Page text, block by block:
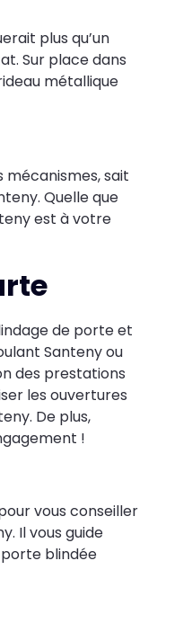
plus qu’un
Sur place dans
métallique
mécanismes, sait
Quelle que
est à votre
de porte et
Santeny ou
des prestations
les ouvertures
De plus,
!
vous conseiller
Il vous guide
blindée